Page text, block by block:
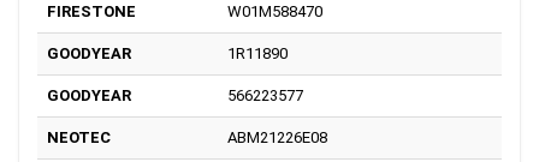
FIRESTONE W01M588470
GOODYEAR 1R11890
GOODYEAR 566223577
NEOTEC ABM21226E08